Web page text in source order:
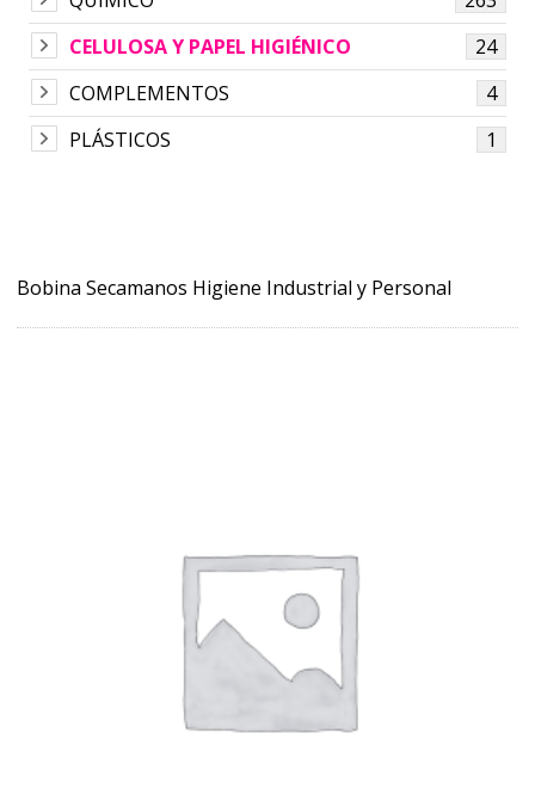
CELULOSA Y PAPEL HIGIÉNICO
24
COMPLEMENTOS
4
PLÁSTICOS
1
Bobina Secamanos Higiene Industrial y Personal